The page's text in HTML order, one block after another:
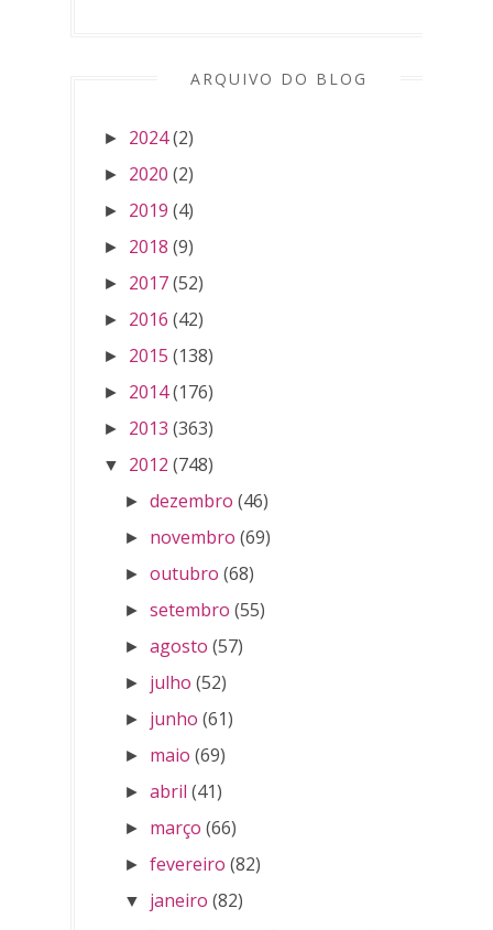
ARQUIVO DO BLOG
► 2024(2)
► 2020 (2)
► 2019 (4)
► 2018 (9)
► 2017(52)
► 2016 (42)
► 2015 (138)
► 2014(176)
► 2013 (363)
▼ 2012 (748)
►dezembro (46)
► novembro (69)
►outubro (68)
►setembro (55)
►agosto (57)
► julho (52)
► junho (61)
► maio (69)
►abril (41)
► março (66)
►fevereiro (82)
▼ janeiro (82)